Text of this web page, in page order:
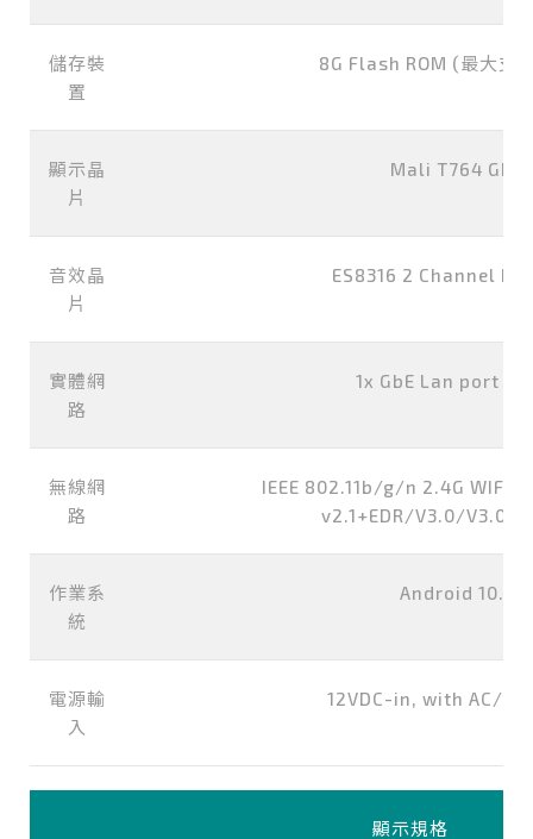
儲存裝
置
8G Flash ROM (最大支
顯示晶
片
Mali T764 GPU
音效晶
片
ES8316 2 Channel
實體網
路
1x GbE Lan port
無線網
路
IEEE 802.11b/g/n 2.4G WIFI
v2.1+EDR/V3.0/
作業系
統
Android 10.0
電源輸
入
12VDC-in, with AC/DC
顯示規格